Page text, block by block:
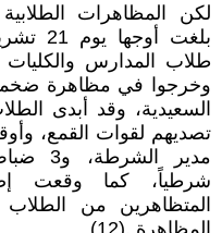
لكن المظاهرات
طلاب المدارس والكليات
وخرجوا في مظاهرة
السعيدية، وقد أبدى
شرطياً، كما وقعت
المتظاهرين من الطلاب